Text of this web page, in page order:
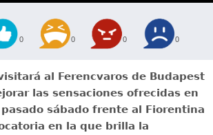
0 0 0 0
al Ferencvaros de Budapest
las sensaciones ofrecidas en
sábado frente al Fiorentina
en la que brilla la